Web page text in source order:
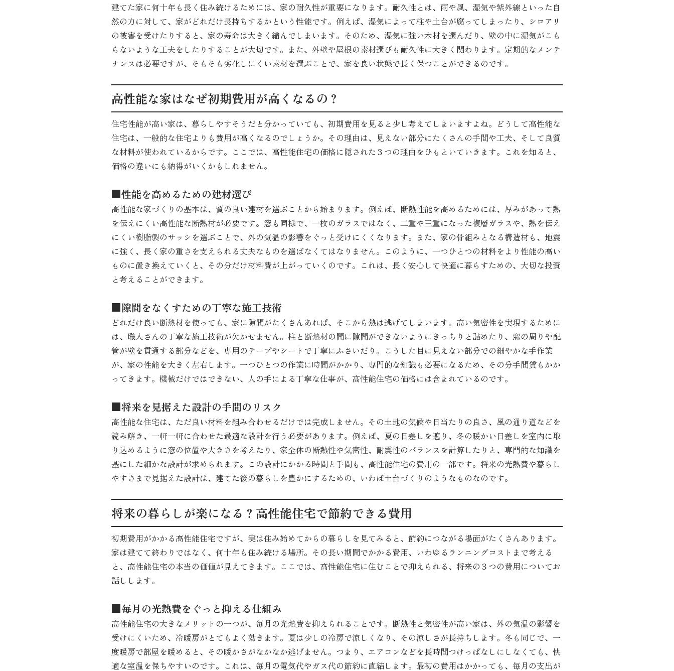
建てた家に何十年も長く住み続けるためには、家の耐久性が重要になります。耐久性とは、雨や風、湿気や紫外線といった自
然の力に対して、家がどれだけ長持ちするかという性能です。例えば、湿気によって柱や土台が腐ってしまったり、シロアリ
の被害を受けたりすると、家の寿命は大きく縮んでしまいます。そのため、湿気に強い木材を選んだり、壁の中に湿気がこも
らないような工夫をしたりすることが大切です。また、外壁や屋根の素材選びも耐久性に大きく関わります。定期的なメンテ
ナンスは必要ですが、そもそも劣化しにくい素材を選ぶことで、家を良い状態で長く保つことができるのです。
高性能な家はなぜ初期費用が高くなるの？
住宅性能が高い家は、暮らしやすそうだと分かっていても、初期費用を見ると少し考えてしまいますよね。どうして高性能な
住宅は、一般的な住宅よりも費用が高くなるのでしょうか。その理由は、見えない部分にたくさんの手間や工夫、そして良質
な材料が使われているからです。ここでは、高性能住宅の価格に隠された３つの理由をひもといていきます。これを知ると、
価格の違いにも納得がいくかもしれません。
■性能を高めるための建材選び
高性能な家づくりの基本は、質の良い建材を選ぶことから始まります。例えば、断熱性能を高めるためには、厚みがあって熱
を伝えにくい高性能な断熱材が必要です。窓も同様で、一枚のガラスではなく、二重や三重になった複層ガラスや、熱を伝え
にくい樹脂製のサッシを選ぶことで、外の気温の影響をぐっと受けにくくなります。また、家の骨組みとなる構造材も、地震
に強く、長く家の重さを支えられる丈夫なものを選ばなくてはなりません。このように、一つひとつの材料をより性能の高い
ものに置き換えていくと、その分だけ材料費が上がっていくのです。これは、長く安心して快適に暮らすための、大切な投資
と考えることができます。
■隙間をなくすための丁寧な施工技術
どれだけ良い断熱材を使っても、家に隙間がたくさんあれば、そこから熱は逃げてしまいます。高い気密性を実現するために
は、職人さんの丁寧な施工技術が欠かせません。柱と断熱材の間に隙間ができないようにきっちりと詰めたり、窓の周りや配
管が壁を貫通する部分などを、専用のテープやシートで丁寧にふさいだり。こうした目に見えない部分での細やかな手作業
が、家の性能を大きく左右します。一つひとつの作業に時間がかかり、専門的な知識も必要になるため、その分手間賃もかか
ってきます。機械だけではできない、人の手による丁寧な仕事が、高性能住宅の価格には含まれているのです。
■将来を見据えた設計の手間のリスク
高性能な住宅は、ただ良い材料を組み合わせるだけでは完成しません。その土地の気候や日当たりの良さ、風の通り道などを
読み解き、一軒一軒に合わせた最適な設計を行う必要があります。例えば、夏の日差しを遮り、冬の暖かい日差しを室内に取
り込めるように窓の位置や大きさを考えたり、家全体の断熱性や気密性、耐震性のバランスを計算したりと、専門的な知識を
基にした細かな設計が求められます。この設計にかかる時間と手間も、高性能住宅の費用の一部です。将来の光熱費や暮らし
やすさまで見据えた設計は、建てた後の暮らしを豊かにするための、いわば土台づくりのようなものなのです。
将来の暮らしが楽になる？高性能住宅で節約できる費用
初期費用がかかる高性能住宅ですが、実は住み始めてからの暮らしを見てみると、節約につながる場面がたくさんあります。
家は建てて終わりではなく、何十年も住み続ける場所。その長い期間でかかる費用、いわゆるランニングコストまで考える
と、高性能住宅の本当の価値が見えてきます。ここでは、高性能住宅に住むことで抑えられる、将来の３つの費用についてお
話しします。
■毎月の光熱費をぐっと抑える仕組み
高性能住宅の大きなメリットの一つが、毎月の光熱費を抑えられることです。断熱性と気密性が高い家は、外の気温の影響を
受けにくいため、冷暖房がとてもよく効きます。夏は少しの冷房で涼しくなり、その涼しさが長持ちします。冬も同じで、一
度暖房で部屋を暖めると、その暖かさがなかなか逃げません。つまり、エアコンなどを長時間つけっぱなしにしなくても、快
適な室温を保ちやすいのです。これは、毎月の電気代やガス代の節約に直結します。最初の費用はかかっても、毎月の支出が